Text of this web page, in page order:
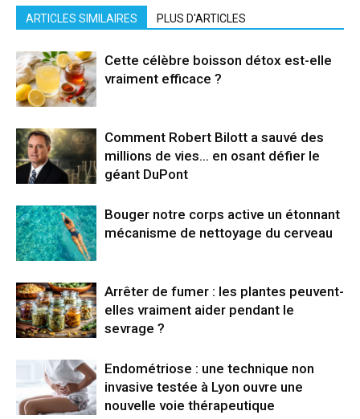
ARTICLES SIMILAIRES PLUS D'ARTICLES
Cette célèbre boisson détox est-elle
vraiment efficace ?
Comment Robert Bilott a sauvé des
millions de vies… en osant défier le
géant DuPont
Bouger notre corps active un étonnant
mécanisme de nettoyage du cerveau
Arrêter de fumer : les plantes peuvent-
elles vraiment aider pendant le
sevrage ?
Endométriose : une technique non
invasive testée à Lyon ouvre une
nouvelle voie thérapeutique